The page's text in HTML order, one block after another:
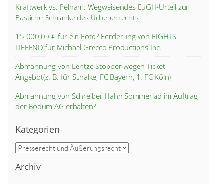
Kraftwerk vs. Pelham: Wegweisendes EuGH-Urteil zur
Pastiche-Schranke des Urheberrechts
15.000,00 € für ein Foto? Forderung von RIGHTS
DEFEND für Michael Grecco Productions Inc.
Abmahnung von Lentze Stopper wegen Ticket-
Angebot(z. B. für Schalke, FC Bayern, 1. FC Köln)
Abmahnung von Schreiber Hahn Sommerlad im Auftrag
der Bodum AG erhalten?
Kategorien
Kategorien
Archiv